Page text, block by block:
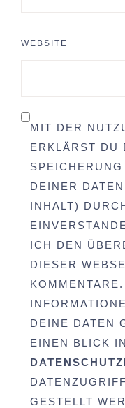
WEBSITE
MIT DER
ERKLÄRST DU
DEINER
INHALT)
ICH DEN
DIESER
DEINE DATEN
EINEN BLICK
GESTELLT